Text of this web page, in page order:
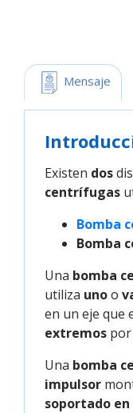
Mensaje
Existen dos
centrífugas
Bomba
Bomba
Una bomba
utiliza unoo
en un eje que
extremos
Una bomba
impulsor
soportado